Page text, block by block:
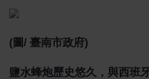
(圖/ 臺南市政府)
鹽水蜂炮歷史悠久，與西班